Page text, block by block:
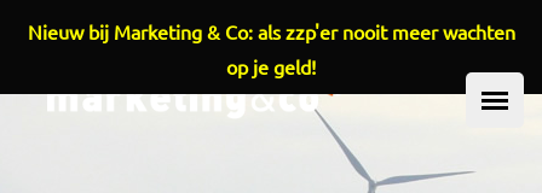
Overslaan en naar de inhoud gaan
Nieuw bij Marketing & Co: als zzp'er nooit meer wachten
op je geld!